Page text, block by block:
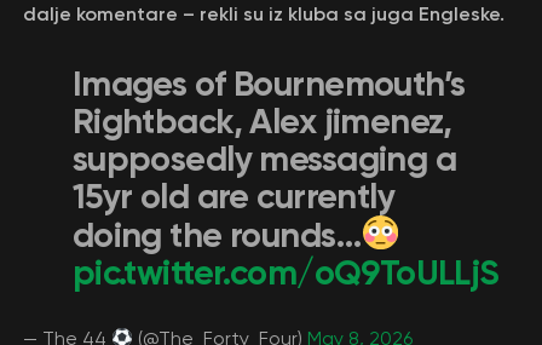
dalje komentare – rekli su iz kluba sa juga Engleske.
Images of Bournemouth’s
Rightback, Alex jimenez,
supposedly messaging a
15yr old are currently
doing the rounds…
pic.twitter.com/oQ9ToULLjS
— The 44 (@The_Forty_Four) May 8, 2026